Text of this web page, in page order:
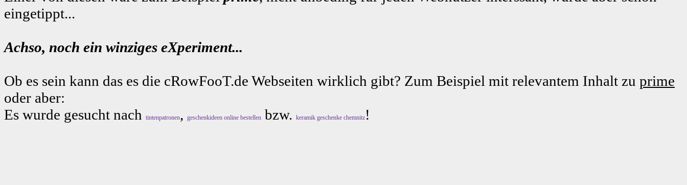
eingetippt...
Achso, noch ein winziges eXperiment...
Ob es sein kann das es die cRowFooT.de Webseiten wirklich gibt? Zum Beispiel mit relevantem Inhalt zu prime
oder aber:
Es wurde gesucht nach
tintenpatronen, geschenkideen online bestellen bzw. keramik geschenke chemnitz !